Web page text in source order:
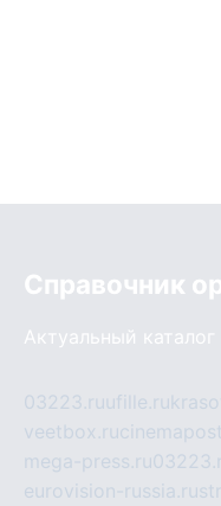
Справочник
Актуальный
03223.ruufille.ru
veetbox.ru
mega-press.ru
eurovision-russia.ru